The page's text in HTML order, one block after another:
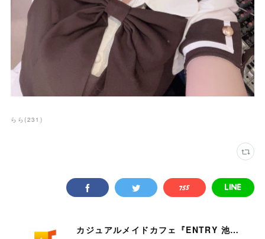
らら(231 )
カジュアルメイドカフェ『ENTRY 池袋店』